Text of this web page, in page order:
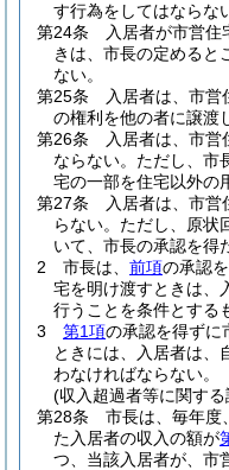
す行為をしてはならな
第24条
入居者が市営住
きは、市長の定めると
ない。
第25条
入居者は、市
の権利を他の者に譲渡
第26条
入居者は、市
ならない。 ただし、市
宅の一部を住宅以外の
第27条
入居者は、市
らない。 ただし、原状
いて、市長の承認を得
2
市長は、 前項の承認
宅を明け渡すときは、
行うことを条件とする
3
第1項の承認を得ずに
ときには、入居者は、
わなければならない。
(収入超過者等に関する
第28条
市長は、毎年度、
た入居者の収入の額が
つ、当該入居者が、市